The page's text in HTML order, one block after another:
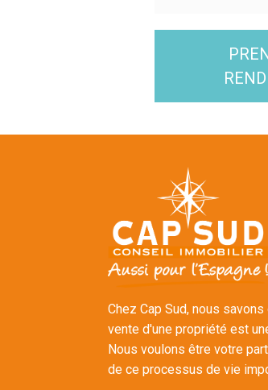
Chez Cap Sud, nous
vente d'une propriété est
Nous voulons être votre
de ce processus de vie